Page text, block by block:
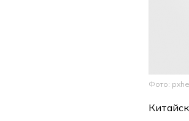
Фото: